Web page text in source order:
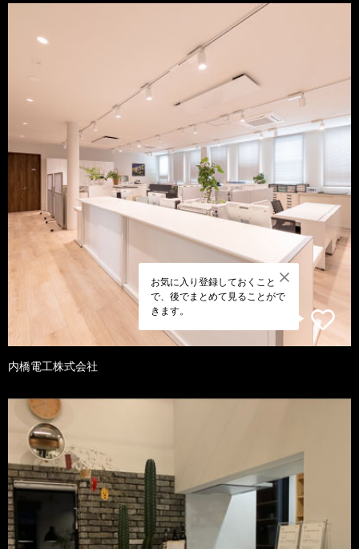
お気に入り登録しておくこと
で、後でまとめて見ることがで
きます。
内橋電工株式会社